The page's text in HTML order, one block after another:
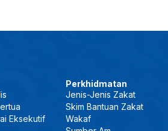
Eksekutif
Perkhidmatan
Jenis-Jenis Zakat
Skim Bantuan Zakat
Wakaf